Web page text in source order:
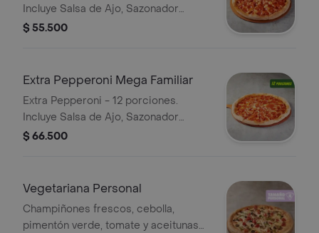
Incluye Salsa de Ajo, Sazonador
Pimienta Roja y Pepperoncini.
$ 55.500
Extra Pepperoni Mega Familiar
Extra Pepperoni - 12 porciones.
Incluye Salsa de Ajo, Sazonador
Pimienta Roja y Pepperoncini.
$ 66.500
Vegetariana Personal
Champiñones frescos, cebolla,
pimentón verde, tomate y aceitunas